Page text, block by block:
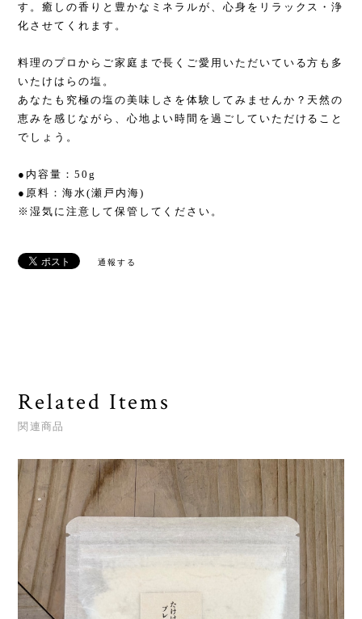
す。癒しの香りと豊かなミネラルが、心身をリラックス・浄
化させてくれます。
料理のプロからご家庭まで長くご愛用いただいている方も多
いたけはらの塩。
あなたも究極の塩の美味しさを体験してみませんか？天然の
恵みを感じながら、心地よい時間を過ごしていただけること
でしょう。
●内容量：50g
●原料：海水(瀬戸内海)
※湿気に注意して保管してください。
通報する
Related Items
関連商品